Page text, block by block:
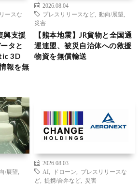
ースな
興支援
タと
3D
報を無
2026.08.04
プレスリリースなど
動向/展望
災害
【熊本地震】JR貨物と全国通
運連盟、被災自治体への救援
物資を無償輸送
/展望
2026.08.03
AI
ドローン
プレスリリースな
ど
提携/合弁など 災害